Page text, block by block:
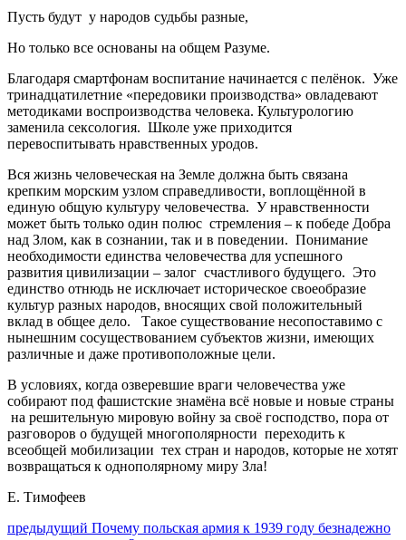
Пусть будут у народов судьбы разные,
Но только все основаны на общем Разуме.
Благодаря смартфонам воспитание начинается с пелёнок. Уже
тринадцатилетние «передовики производства» овладевают
методиками воспроизводства человека. Культурологию
заменила сексология. Школе уже приходится
перевоспитывать нравственных уродов.
Вся жизнь человеческая на Земле должна быть связана
крепким морским узлом справедливости, воплощённой в
единую общую культуру человечества. У нравственности
может быть только один полюс стремления – к победе Добра
над Злом, как в сознании, так и в поведении. Понимание
необходимости единства человечества для успешного
развития цивилизации – залог счастливого будущего. Это
единство отнюдь не исключает историческое своеобразие
культур разных народов, вносящих свой положительный
вклад в общее дело. Такое существование несопоставимо с
нынешним сосуществованием субъектов жизни, имеющих
различные и даже противоположные цели.
В условиях, когда озверевшие враги человечества уже
собирают под фашистские знамёна всё новые и новые страны
на решительную мировую войну за своё господство, пора от
разговоров о будущей многополярности переходить к
всеобщей мобилизации тех стран и народов, которые не хотят
возвращаться к однополярному миру Зла!
Е. Тимофеев
Навигация
предыдущий Предыдущий
Почему польская армия к 1939 году безнадежно